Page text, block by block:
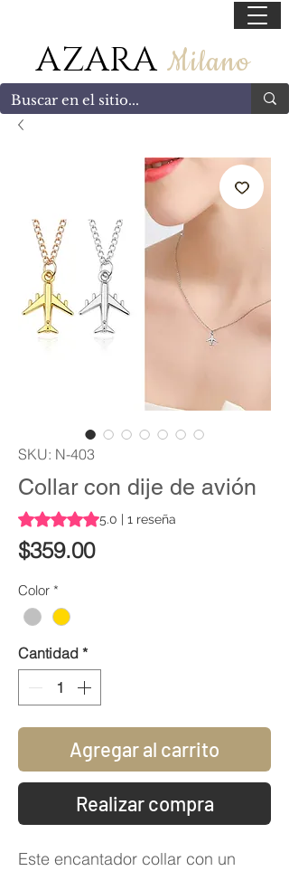
AZARA Milano
SKU: N-403
Collar con dije de avión
Según 1 reseña, la calificación es de 5.0
5.0 | 1 reseña
$359.00Precio
Color *
Cantidad *
Agregar al carrito
Realizar compra
Este encantador collar con un